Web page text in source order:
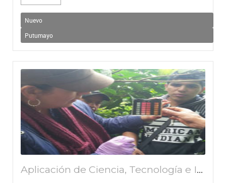
Nuevo
Putumayo
Aplicación de Ciencia, Tecnología e Innovación en el análisis de vulnerabilidad y diseño de estrategias para la adaptación al cambio climático en aguas de Volcán # 2